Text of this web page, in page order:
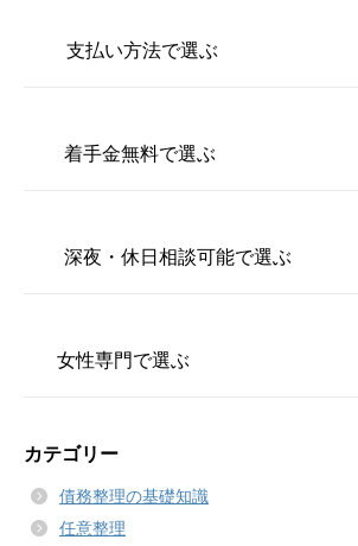
支払い方法で選ぶ
着手金無料で選ぶ
深夜・休日相談可能で選ぶ
女性専門で選ぶ
カテゴリー
債務整理の基礎知識
任意整理